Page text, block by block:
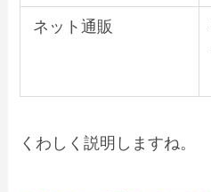
ネット通販
くわしく説明しますね。